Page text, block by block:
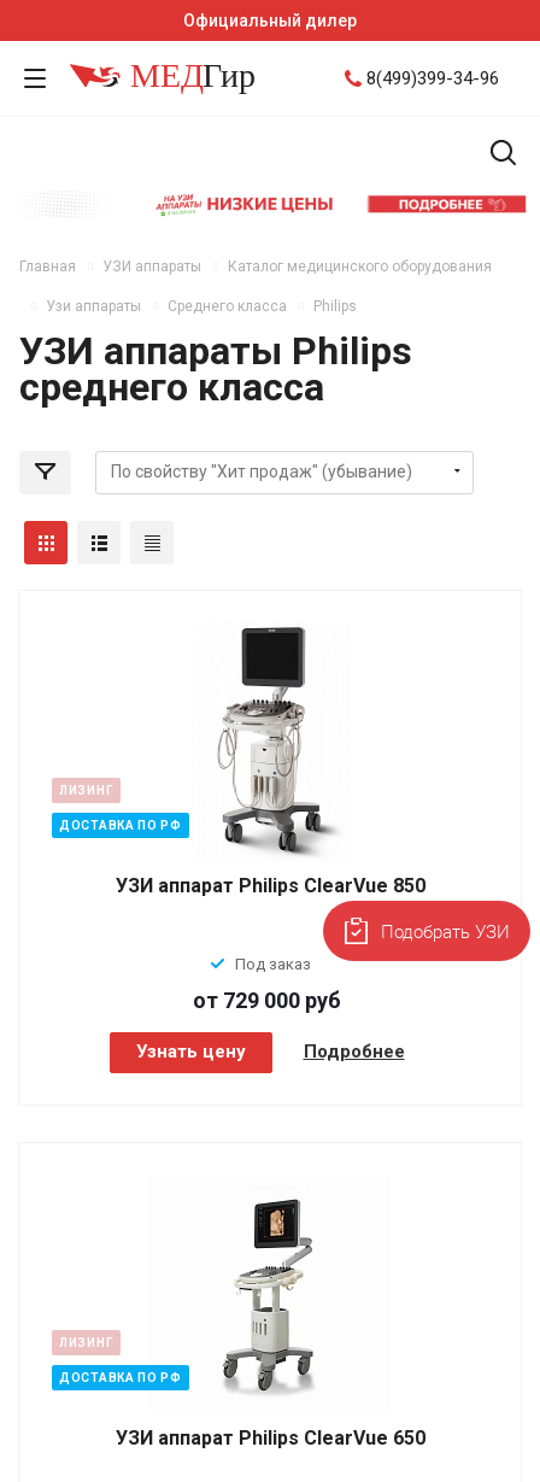
Официальный дилер
8(499)399-34-96
Главная УЗИ аппараты Каталог медицинского оборудования
Узи аппараты Среднего класса Philips
УЗИ аппараты Philips
среднего класса
ЛИЗИНГ
ДОСТАВКА ПО РФ
УЗИ аппарат Philips ClearVue 850
Под заказ
от 729 000 руб
Узнать цену Подробнее
ЛИЗИНГ
ДОСТАВКА ПО РФ
УЗИ аппарат Philips ClearVue 650
Подобрать УЗИ